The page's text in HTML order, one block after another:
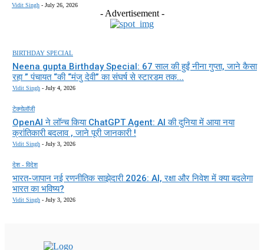
Vidit Singh - July 26, 2026
- Advertisement -
BIRTHDAY SPECIAL
Neena gupta Birthday Special: 67 साल की हुईं नीना गुप्ता, जाने कैसा
रहा ” पंचायत “की “मंजु देवी” का संघर्ष से स्टारडम तक...
Vidit Singh - July 4, 2026
टेक्नोलॉजी
OpenAI ने लॉन्च किया ChatGPT Agent: AI की दुनिया में आया नया
क्रांतिकारी बदलाव , जाने पूरी जानकारी !
Vidit Singh - July 3, 2026
देश - विदेश
भारत-जापान नई रणनीतिक साझेदारी 2026: AI, रक्षा और निवेश में क्या बदलेगा
भारत का भविष्य?
Vidit Singh - July 3, 2026